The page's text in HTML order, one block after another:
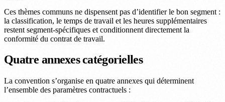
Ces thèmes communs ne dispensent pas d’identifier le bon segment :
la classification, le temps de travail et les heures supplémentaires
restent segment-spécifiques et conditionnent directement la
conformité du contrat de travail.
Quatre annexes catégorielles
La convention s’organise en quatre annexes qui déterminent
l’ensemble des paramètres contractuels :